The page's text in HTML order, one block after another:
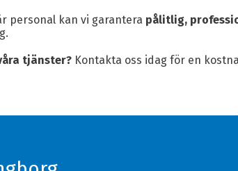
personal kan vi garantera pålitlig,
tjänster? Kontakta oss idag för en